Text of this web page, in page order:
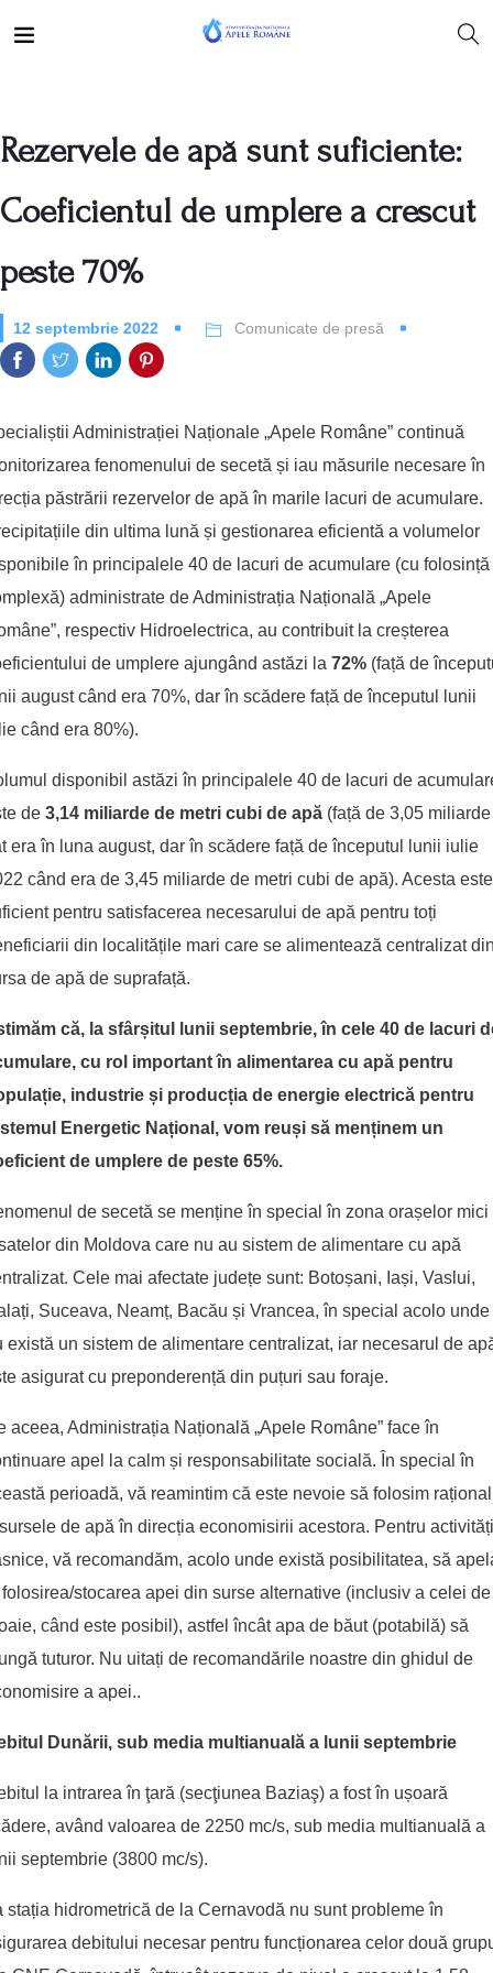
Rezervele de apă sunt suficiente:
Coeficientul de umplere a crescut
peste 70%
12 septembrie 2022 Comunicate de presă
Administrației Naționale „Apele Române” continuă
fenomenului de secetă și iau măsurile necesare în
păstrării rezervelor de apă în marile lacuri de acumulare.
din ultima lună și gestionarea eficientă a volumelor
în principalele 40 de lacuri de acumulare (cu folosință
administrate de Administrația Națională „Apele
respectiv Hidroelectrica, au contribuit la creșterea
de umplere ajungând astăzi la 72% (față de
august când era 70%, dar în scădere față de începutul lunii
când era 80%).
disponibil astăzi în principalele 40 de lacuri de
de 3,14 miliarde de metri cubi de apă (față de 3,05 miliarde
era în luna august, dar în scădere față de începutul lunii iulie
când era de 3,45 miliarde de metri cubi de apă). Acesta este
pentru satisfacerea necesarului de apă pentru toți
din localitățile mari care se alimentează centralizat
de apă de suprafață.
că, la sfârșitul lunii septembrie, în cele 40 de lacuri
cu rol important în alimentarea cu apă pentru
industrie și producția de energie electrică pentru
Energetic Național, vom reuși să menținem un
de umplere de peste 65%.
de secetă se menține în special în zona orașelor mici
din Moldova care nu au sistem de alimentare cu apă
Cele mai afectate județe sunt: Botoșani, Iași, Vaslui,
Suceava, Neamț, Bacău și Vrancea, în special acolo unde
există un sistem de alimentare centralizat, iar necesarul de
asigurat cu preponderență din puțuri sau foraje.
aceea, Administrația Națională „Apele Române” face în
apel la calm și responsabilitate socială. În special în
perioadă, vă reamintim că este nevoie să folosim rațional
de apă în direcția economisirii acestora. Pentru
vă recomandăm, acolo unde există posibilitatea, să
stocarea apei din surse alternative (inclusiv a celei de
când este posibil), astfel încât apa de băut (potabilă) să
tuturor. Nu uitați de recomandările noastre din ghidul de
a apei..
Dunării, sub media multianuală a lunii septembrie
la intrarea în ţară (secţiunea Baziaş) a fost în ușoară
având valoarea de 2250 mc/s, sub media multianuală a
septembrie (3800 mc/s).
stația hidrometrică de la Cernavodă nu sunt probleme în
debitului necesar pentru funcționarea celor două